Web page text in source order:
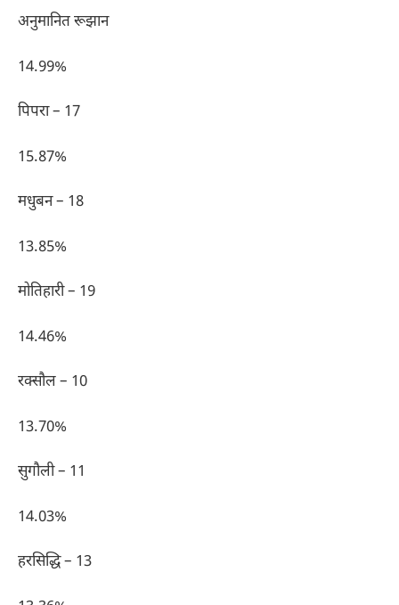
अनुमानित रूझान
14.99%
पिपरा – 17
15.87%
मधुबन – 18
13.85%
मोतिहारी – 19
14.46%
रक्सौल – 10
13.70%
सुगौली – 11
14.03%
हरसिद्धि – 13